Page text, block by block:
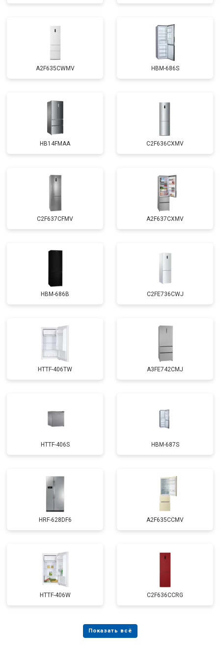
A2F635CWMV HBM-686S
HB14FMAA C2F636CXMV
C2F637CFMV A2F637CXMV
HBM-686B C2FE736CWJ
HTTF-406TW A3FE742CMJ
HTTF-406S HBM-687S
HRF-628DF6 A2F635CCMV
HTTF-406W C2F636CCRG